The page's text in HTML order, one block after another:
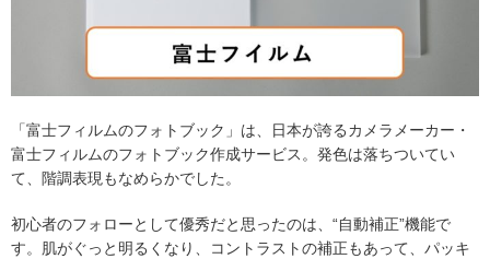
「富士フィルムのフォトブック」は、日本が誇るカメラメーカー・
富士フィルムのフォトブック作成サービス。発色は落ちついてい
て、階調表現もなめらかでした。
初心者のフォローとして優秀だと思ったのは、“自動補正”機能で
す。肌がぐっと明るくなり、コントラストの補正もあって、パッキ